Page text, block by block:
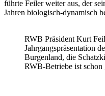
führte Feiler weiter aus, der
Jahren biologisch-dynamisch
RWB Präsident Kurt
Jahrgangspräsentation
Burgenland, die
RWB-Betriebe ist schon